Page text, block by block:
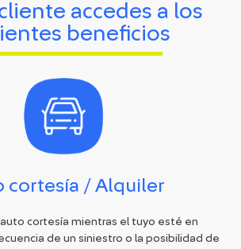
accedes a los
beneficios
cortesía / Alquiler
cortesía mientras el tuyo esté en
de un siniestro o la posibilidad de